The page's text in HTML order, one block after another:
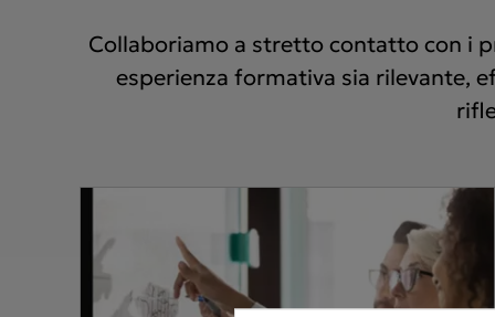
Collaboriamo a stretto contatto con i
esperienza formativa sia rilevante,